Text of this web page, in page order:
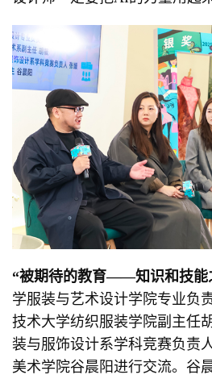
“被期待的教育——知识和技能
学服装与艺术设计学院专业负
技术大学纺织服装学院副主任
装与服饰设计系学科竞赛负责
美术学院谷晨阳进行交流。谷